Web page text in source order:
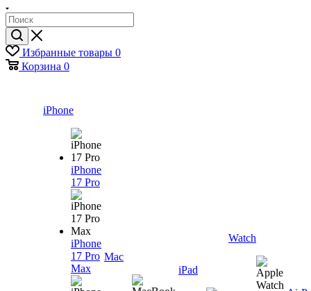
Избранные товары 0
Корзина 0
iPhone
iPhone
17 Pro
iPhone
17 Pro
Max
Mac
iPad
Watch